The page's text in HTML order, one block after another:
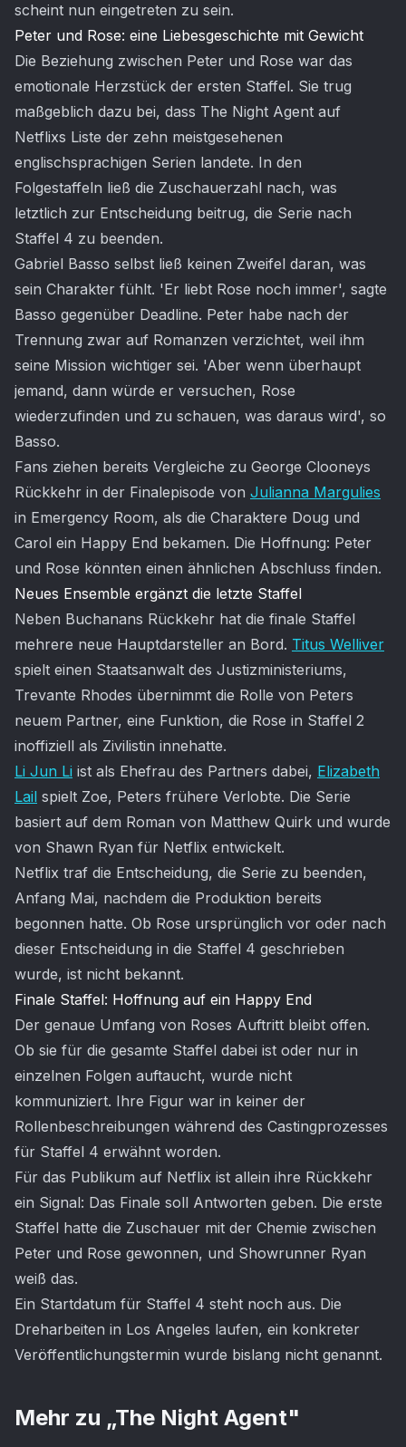
scheint nun eingetreten zu sein.
Peter und Rose: eine Liebesgeschichte mit Gewicht
Die Beziehung zwischen Peter und Rose war das
emotionale Herzstück der ersten Staffel. Sie trug
maßgeblich dazu bei, dass The Night Agent auf
Netflixs Liste der zehn meistgesehenen
englischsprachigen Serien landete. In den
Folgestaffeln ließ die Zuschauerzahl nach, was
letztlich zur Entscheidung beitrug, die Serie nach
Staffel 4 zu beenden.
Gabriel Basso selbst ließ keinen Zweifel daran, was
sein Charakter fühlt. 'Er liebt Rose noch immer', sagte
Basso gegenüber Deadline. Peter habe nach der
Trennung zwar auf Romanzen verzichtet, weil ihm
seine Mission wichtiger sei. 'Aber wenn überhaupt
jemand, dann würde er versuchen, Rose
wiederzufinden und zu schauen, was daraus wird', so
Basso.
Fans ziehen bereits Vergleiche zu George Clooneys
Rückkehr in der Finalepisode von Julianna Margulies
in Emergency Room, als die Charaktere Doug und
Carol ein Happy End bekamen. Die Hoffnung: Peter
und Rose könnten einen ähnlichen Abschluss finden.
Neues Ensemble ergänzt die letzte Staffel
Neben Buchanans Rückkehr hat die finale Staffel
mehrere neue Hauptdarsteller an Bord. Titus Welliver
spielt einen Staatsanwalt des Justizministeriums,
Trevante Rhodes übernimmt die Rolle von Peters
neuem Partner, eine Funktion, die Rose in Staffel 2
inoffiziell als Zivilistin innehatte.
Li Jun Li ist als Ehefrau des Partners dabei, Elizabeth
Lail spielt Zoe, Peters frühere Verlobte. Die Serie
basiert auf dem Roman von Matthew Quirk und wurde
von Shawn Ryan für Netflix entwickelt.
Netflix traf die Entscheidung, die Serie zu beenden,
Anfang Mai, nachdem die Produktion bereits
begonnen hatte. Ob Rose ursprünglich vor oder nach
dieser Entscheidung in die Staffel 4 geschrieben
wurde, ist nicht bekannt.
Finale Staffel: Hoffnung auf ein Happy End
Der genaue Umfang von Roses Auftritt bleibt offen.
Ob sie für die gesamte Staffel dabei ist oder nur in
einzelnen Folgen auftaucht, wurde nicht
kommuniziert. Ihre Figur war in keiner der
Rollenbeschreibungen während des Castingprozesses
für Staffel 4 erwähnt worden.
Für das Publikum auf Netflix ist allein ihre Rückkehr
ein Signal: Das Finale soll Antworten geben. Die erste
Staffel hatte die Zuschauer mit der Chemie zwischen
Peter und Rose gewonnen, und Showrunner Ryan
weiß das.
Ein Startdatum für Staffel 4 steht noch aus. Die
Dreharbeiten in Los Angeles laufen, ein konkreter
Veröffentlichungstermin wurde bislang nicht genannt.
Mehr zu „The Night Agent"